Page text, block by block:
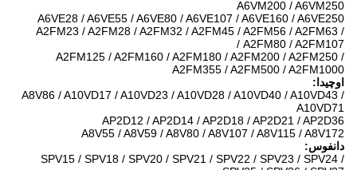
A6VM200 / A6VM250
A6VE28 / A6VE55 / A6VE80 / A6VE107 / A6VE160 / A6VE250
A2FM23 / A2FM28 / A2FM32 / A2FM45 / A2FM56 / A2FM63 /
A2FM80 / A2FM107 /
A2FM125 / A2FM160 / A2FM180 / A2FM200 / A2FM250 /
A2FM355 / A2FM500 / A2FM1000
اوچیدا:
A8V86 / A10VD17 / A10VD23 / A10VD28 / A10VD40 / A10VD43 /
A10VD71
AP2D12 / AP2D14 / AP2D18 / AP2D21 / AP2D36
A8V55 / A8V59 / A8V80 / A8V107 / A8V115 / A8V172
دانفوس:
SPV15 / SPV18 / SPV20 / SPV21 / SPV22 / SPV23 / SPV24 /